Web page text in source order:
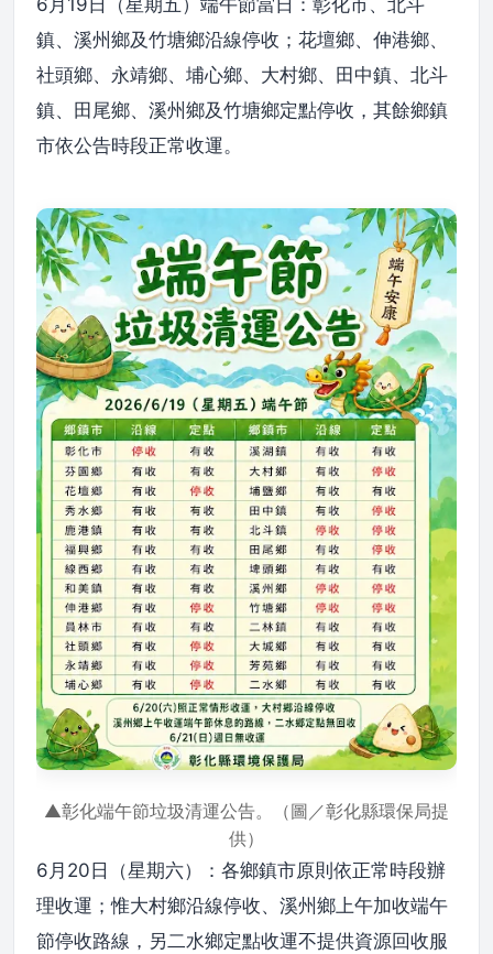
鎮、溪州鄉及竹塘鄉沿線停收；花壇鄉、伸港鄉、
社頭鄉、永靖鄉、埔心鄉、大村鄉、田中鎮、北斗
鎮、田尾鄉、溪州鄉及竹塘鄉定點停收，其餘鄉鎮
市依公告時段正常收運。
▲彰化端午節垃圾清運公告。（圖／彰化縣環保局提
供）
6月20日（星期六）：各鄉鎮市原則依正常時段辦
理收運；惟大村鄉沿線停收、溪州鄉上午加收端午
節停收路線，另二水鄉定點收運不提供資源回收服